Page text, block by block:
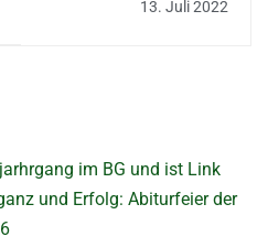
13. Juli 2022